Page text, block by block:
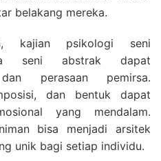
belakang mereka.
kajian psikologi seni
seni abstrak dapat
perasaan pemirsa.
dan bentuk dapat
yang mendalam.
bisa menjadi arsitek
unik bagi setiap individu.